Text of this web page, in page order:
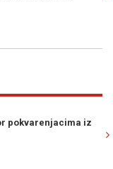
ŠOK NA GRANICI:
kazna od